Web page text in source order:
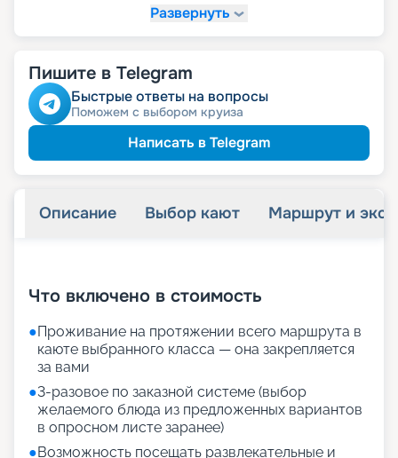
Развернуть
Пишите в Telegram
Быстрые ответы на вопросы
Поможем с выбором круиза
Написать в Telegram
Описание Выбор кают Маршрут и
Что включено в стоимость
●Проживание на протяжении всего маршрута в
каюте выбранного класса — она закрепляется
за вами
●3-разовое по заказной системе (выбор
желаемого блюда из предложенных вариантов
в опросном листе заранее)
●Возможность посещать развлекательные и